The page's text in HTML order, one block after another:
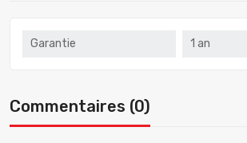
Garantie 1 an
Commentaires (0)